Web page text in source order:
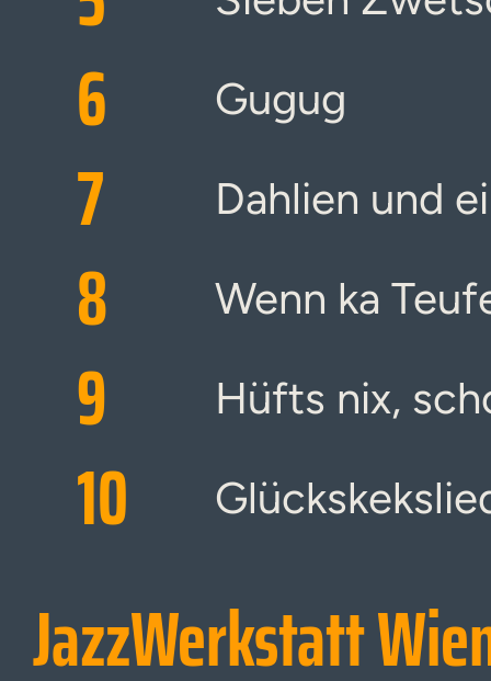
6 Gugug
7 Dahlien und
8 Wenn ka
9 Hüfts nix,
10
JazzWerkstatt